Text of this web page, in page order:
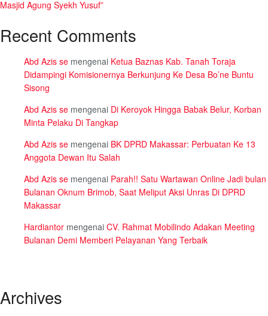
Masjid Agung Syekh Yusuf”
Recent Comments
Abd Azis se mengenai Ketua Baznas Kab. Tanah Toraja
Didampingi Komisionernya Berkunjung Ke Desa Bo’ne Buntu
Sisong
Abd Azis se mengenai Di Keroyok Hingga Babak Belur, Korban
Minta Pelaku Di Tangkap
Abd Azis se mengenai BK DPRD Makassar: Perbuatan Ke 13
Anggota Dewan Itu Salah
Abd Azis se mengenai Parah!! Satu Wartawan Online Jadi bulan
Bulanan Oknum Brimob, Saat Meliput Aksi Unras Di DPRD
Makassar
Hardiantor mengenai CV. Rahmat Mobilindo Adakan Meeting
Bulanan Demi Memberi Pelayanan Yang Terbaik
Archives